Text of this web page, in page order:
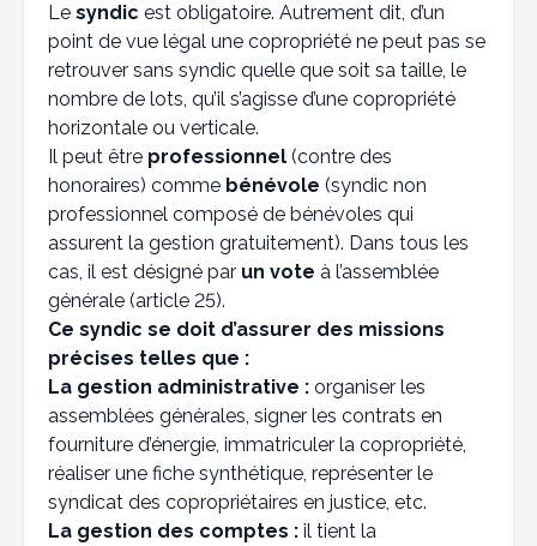
Le syndic est obligatoire. Autrement dit, d’un
point de vue légal une copropriété ne peut pas se
retrouver sans syndic quelle que soit sa taille, le
nombre de lots, qu’il s’agisse d’une copropriété
horizontale ou verticale.
Il peut être professionnel (contre des
honoraires) comme bénévole (syndic non
professionnel composé de bénévoles qui
assurent la gestion gratuitement). Dans tous les
cas, il est désigné par un vote à l’assemblée
générale (article 25).
Ce syndic se doit d’assurer des missions
précises telles que :
La gestion administrative : organiser les
assemblées générales, signer les contrats en
fourniture d’énergie, immatriculer la copropriété,
réaliser une fiche synthétique, représenter le
syndicat des copropriétaires en justice, etc.
La gestion des comptes : il tient la